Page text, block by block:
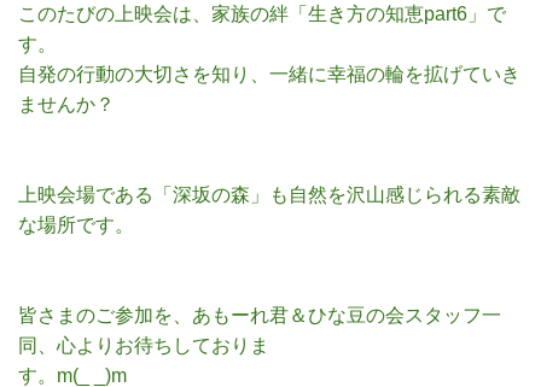
このたびの上映会は、家族の絆「生き方の知恵part6」で
す。
自発の行動の大切さを知り、一緒に幸福の輪を拡げていき
ませんか？
上映会場である「深坂の森」も自然を沢山感じられる素敵
な場所です。
皆さまのご参加を、あもーれ君＆ひな豆の会スタッフ一
同、心よりお待ちしておりま
す。m(_ _)m